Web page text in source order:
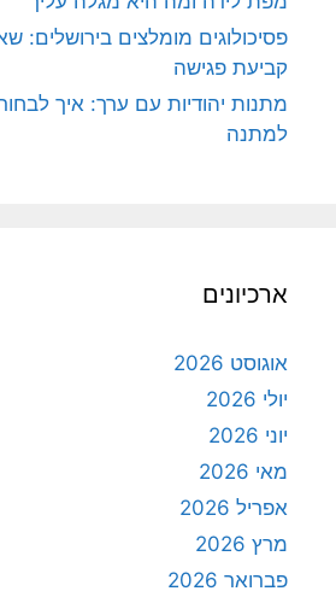
פסיכולוגים מומלצים בירושלים:
קביעת פגישה
מתנות יהודיות עם ערך: איך לבחור
למתנה
ארכיונים
אוגוסט 2026
יולי 2026
יוני 2026
מאי 2026
אפריל 2026
מרץ 2026
פברואר 2026